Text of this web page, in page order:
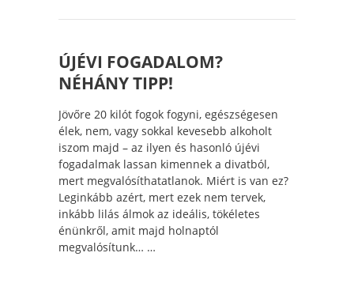
ÚJÉVI FOGADALOM?
NÉHÁNY TIPP!
Jövőre 20 kilót fogok fogyni, egészségesen
élek, nem, vagy sokkal kevesebb alkoholt
iszom majd – az ilyen és hasonló újévi
fogadalmak lassan kimennek a divatból,
mert megvalósíthatatlanok. Miért is van ez?
Leginkább azért, mert ezek nem tervek,
inkább lilás álmok az ideális, tökéletes
énünkről, amit majd holnaptól
megvalósítunk… …